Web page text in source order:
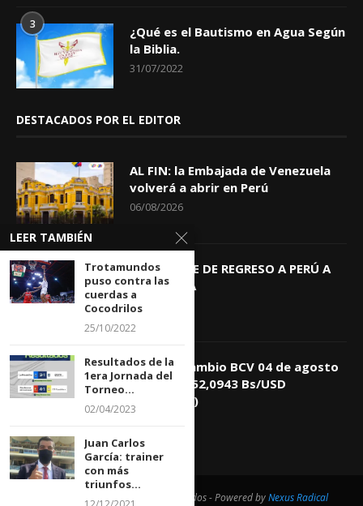
3
¿Qué es el Bautismo en Agua Según
la Biblia.
31/07/2022
DESTACADOS POR EL EDITOR
AL FIN: la Embajada de Venezuela
volverá a abrir en Perú
06/08/2026
KEIKO TRAE DE REGRESO A PERÚ A
GIOVANNA
04/08/2026
Tasa de Cambio BCV 04 de agosto
de 2026: 752,0943 Bs/USD
(+0,4418%)
@2021 - Todos los derechos reservados - Powered byNexus Radical
LEER TAMBIÉN
Trotamundos
puso contra las
cuerdas a
Cocodrilos
25/10/2022
Resultados de la
1era Jornada del
Torneo...
02/04/2023
Juan Carlos
García: trainer
con más
triunfos...